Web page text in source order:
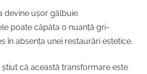
devine ușor gălbuie.
poate căpăta o nuanță gri-
în absența unei restaurări estetice.
că această transformare este